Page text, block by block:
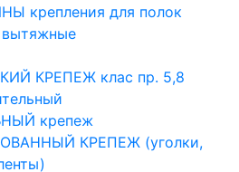
крепления для полок
КРЕПЕЖ клас пр. 5,8
крепеж
КРЕПЕЖ (уголки,